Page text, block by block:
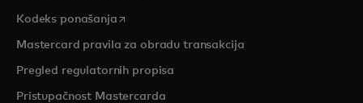
Kodeks ponašanjaopens in a new tab
Mastercard pravila za obradu transakcija
Pregled regulatornih propisa
Pristupačnost Mastercarda